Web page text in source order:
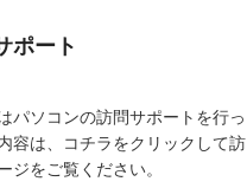
ポート
パソコンの訪問サポートを行っ
容は、コチラをクリックして訪
ジをご覧ください。